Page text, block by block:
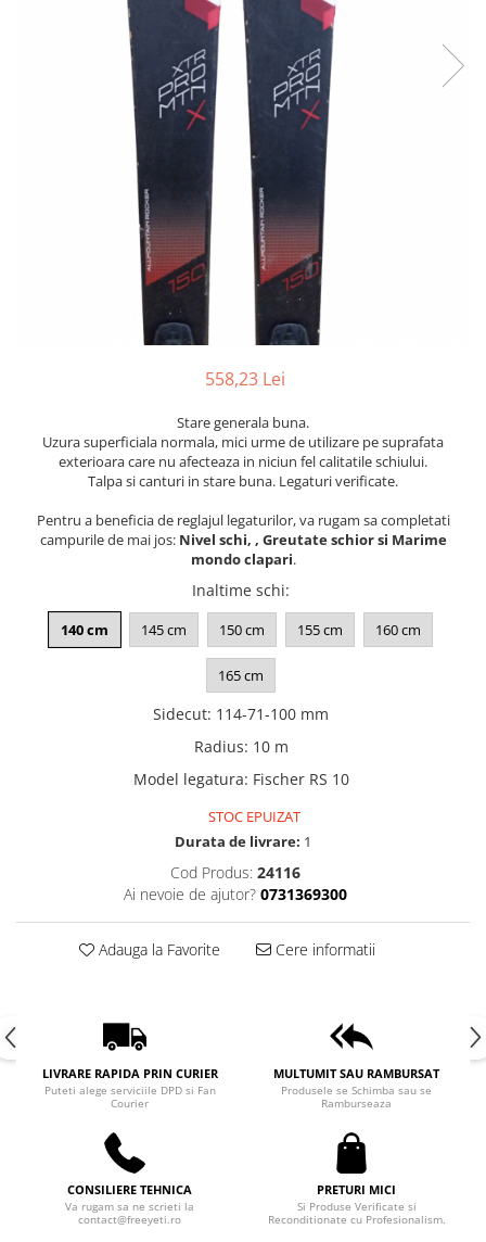
Bețe noi modele feminine
558,23 Lei
Stare generala buna.
Uzura superficiala normala, mici urme de utilizare pe suprafata
exterioara care nu afecteaza in niciun fel calitatile schiului.
Talpa si canturi in stare buna. Legaturi verificate.
Pentru a beneficia de reglajul legaturilor, va rugam sa completati
campurile de mai jos: Nivel schi, , Greutate schior si Marime
mondo clapari.
Inaltime schi:
140 cm 145 cm 150 cm 155 cm 160 cm
165 cm
Sidecut: 114-71-100 mm
Radius: 10 m
Model legatura: Fischer RS 10
STOC EPUIZAT
Durata de livrare: 1
Cod Produs: 24116
Ai nevoie de ajutor? 0731369300
Adauga la Favorite Cere informatii
LIVRARE RAPIDA PRIN CURIER
Puteti alege serviciile DPD si Fan
Courier
MULTUMIT SAU RAMBURSAT
Produsele se Schimba sau se
Ramburseaza
CONSILIERE TEHNICA
Va rugam sa ne scrieti la
contact@freeyeti.ro
PRETURI MICI
Si Produse Verificate si
Reconditionate cu Profesionalism.